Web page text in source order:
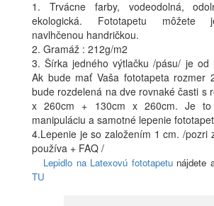
1. Trvácne farby, vodeodolná,
ekologická. Fototapetu môžete
navlhčenou handričkou.
2. Gramáž : 212g/m2
3. Šírka jedného výtlačku /pásu/ je od
Ak bude mať Vaša fototapeta rozmer
bude rozdelená na dve rovnaké časti s
x 260cm + 130cm x 260cm. Je
manipuláciu a samotné lepenie
4.Lepenie je so založením 1 cm. /pozri
používa + FAQ /
Lepidlo na Latexovú fototapetunájdete
TU